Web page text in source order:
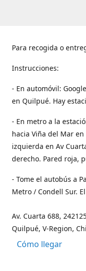
Para recogida o
Instrucciones:
- En automóvil:
en Quilpué. Hay
- En metro a la
hacia Viña del Mar
izquierda en Av
derecho. Pared roja,
- Tome el autobús a
Metro / Condell Sur.
Av. Cuarta 688,
Quilpué, V-Region,
Cómo llegar